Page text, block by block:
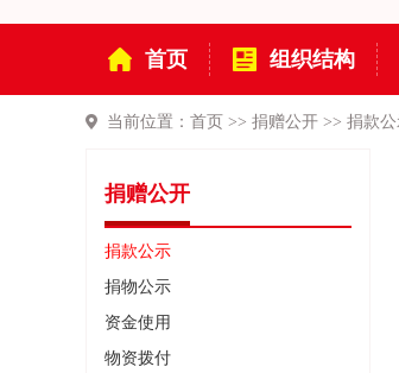
首页 组织结构
当前位置： 首页 >> 捐赠公开 >> 捐款
捐赠公开
捐款公示
捐物公示
资金使用
物资拨付